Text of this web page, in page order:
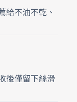
給不油不乾、
後僅留下絲滑